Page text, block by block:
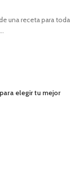
una receta para toda
elegir tu mejor